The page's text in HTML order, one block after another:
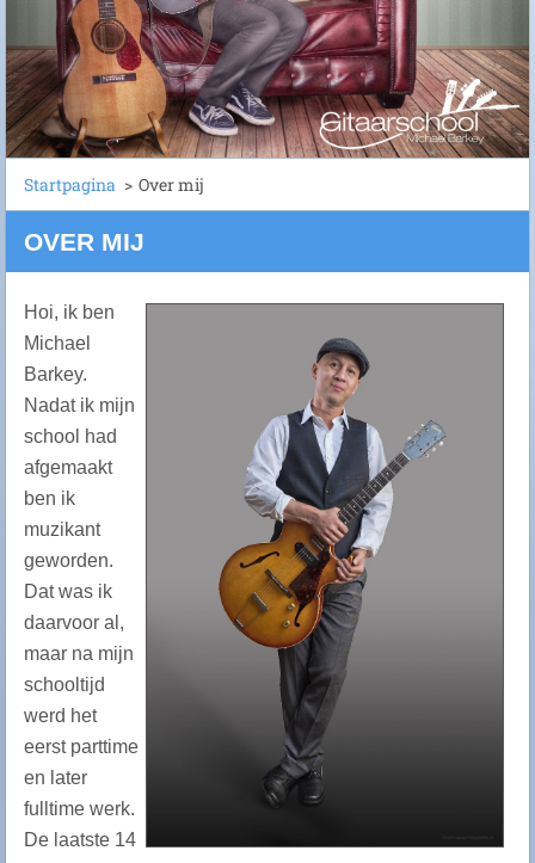
Startpagina > Over mij
OVER MIJ
Hoi, ik ben
Michael
Barkey.
Nadat ik mijn
school had
afgemaakt
ben ik
muzikant
geworden.
Dat was ik
daarvoor al,
maar na mijn
schooltijd
werd het
eerst parttime
en later
fulltime werk.
De laatste 14